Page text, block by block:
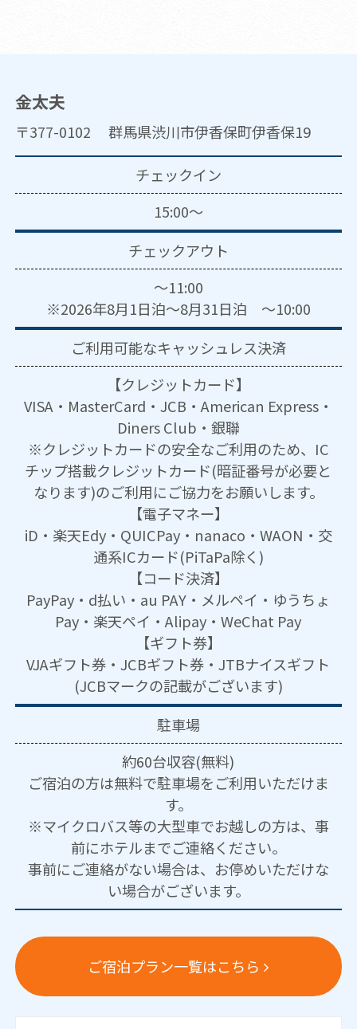
金太夫
〒377-0102 群馬県渋川市伊香保町伊香保19
チェックイン
15:00～
チェックアウト
～11:00
※2026年8月1日泊～8月31日泊 ～10:00
ご利用可能なキャッシュレス決済
【クレジットカード】
VISA・MasterCard・JCB・American Express・
Diners Club・銀聯
※クレジットカードの安全なご利用のため、IC
チップ搭載クレジットカード(暗証番号が必要と
なります)のご利用にご協力をお願いします。
【電子マネー】
iD・楽天Edy・QUICPay・nanaco・WAON・交
通系ICカード(PiTaPa除く)
【コード決済】
PayPay・d払い・au PAY・メルペイ・ゆうちょ
Pay・楽天ペイ・Alipay・WeChat Pay
【ギフト券】
VJAギフト券・JCBギフト券・JTBナイスギフト
(JCBマークの記載がございます)
駐車場
約60台収容(無料)
ご宿泊の方は無料で駐車場をご利用いただけま
す。
※マイクロバス等の大型車でお越しの方は、事
前にホテルまでご連絡ください。
事前にご連絡がない場合は、お停めいただけな
い場合がございます。
ご宿泊プラン一覧はこちら